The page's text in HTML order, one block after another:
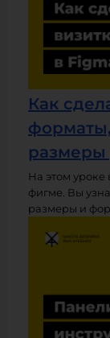
Как
размеры
На этом уроке
фигме. Вы
размеры и
формат этого